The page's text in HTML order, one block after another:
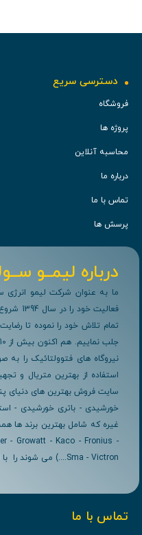
دسترسی سریع
فروشگاه
پروژه ها
محاسبه آنلاین
درباره ما
تماس با ما
پرسش ها
درباره لیمــو
تمام تلاش خود را نموده تا
استفاده از بهترین متریال و
سایت فروش بهترین های دنیای
خورشیدی - باتری خورشیدی -
- Growatt - Kaco - Fronius -
Sma - Victron....) می شوند را با افتخار داریم.
تماس با ما